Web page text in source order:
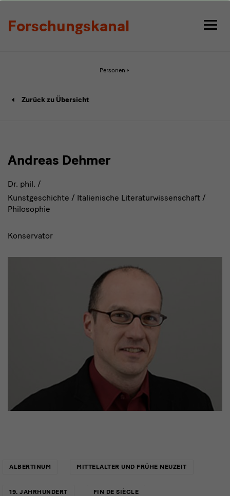
Forschungskanal
Personen
Person-
Zurück zu Übersicht
Andreas Dehmer
Dr. phil. /
Kunstgeschichte / Italienische Literaturwissenschaft /
Philosophie
Konservator
ALBERTINUM MITTELALTER UND FRÜHE NEUZEIT
19. JAHRHUNDERT FIN DE SIÈCLE